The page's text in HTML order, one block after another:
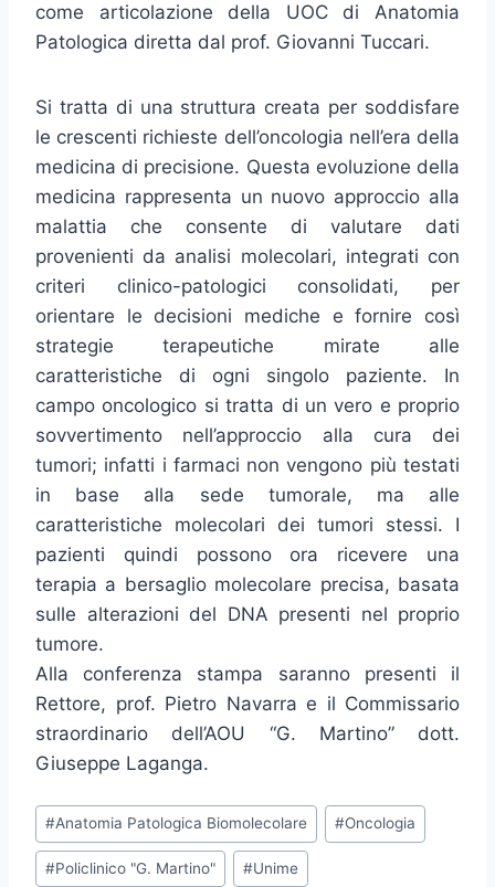
come articolazione della UOC di Anatomia
Patologica diretta dal prof. Giovanni Tuccari.
Si tratta di una struttura creata per soddisfare
le crescenti richieste dell’oncologia nell’era della
medicina di precisione. Questa evoluzione della
medicina rappresenta un nuovo approccio alla
malattia che consente di valutare dati
provenienti da analisi molecolari, integrati con
criteri clinico-patologici consolidati, per
orientare le decisioni mediche e fornire così
strategie terapeutiche mirate alle
caratteristiche di ogni singolo paziente. In
campo oncologico si tratta di un vero e proprio
sovvertimento nell’approccio alla cura dei
tumori; infatti i farmaci non vengono più testati
in base alla sede tumorale, ma alle
caratteristiche molecolari dei tumori stessi. I
pazienti quindi possono ora ricevere una
terapia a bersaglio molecolare precisa, basata
sulle alterazioni del DNA presenti nel proprio
tumore.
Alla conferenza stampa saranno presenti il
Rettore, prof. Pietro Navarra e il Commissario
straordinario dell’AOU “G. Martino” dott.
Giuseppe Laganga.
Tag
articolo:
#Anatomia Patologica Biomolecolare #Oncologia
#Policlinico "G. Martino" #Unime